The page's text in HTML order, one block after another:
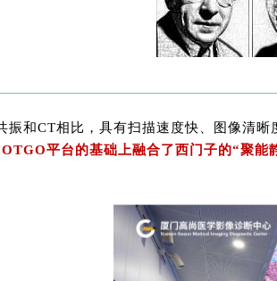
振和CT相比，具有扫描速度快、图像清
平台的基础上融合了西门子的“聚能